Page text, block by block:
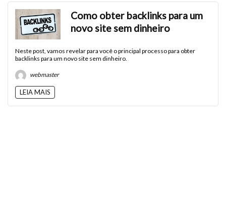
Como obter backlinks para um
novo site sem dinheiro
Neste post, vamos revelar para você o principal processo para obter
backlinks para um novo site sem dinheiro.
webmaster
LEIA MAIS